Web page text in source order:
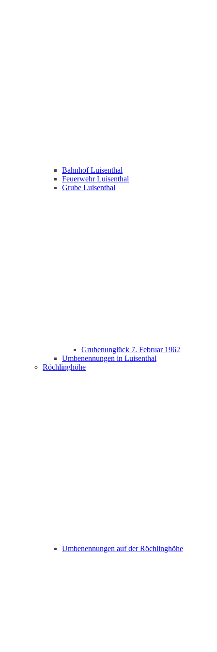
Bahnhof Luisenthal
Feuerwehr Luisenthal
Grube Luisenthal
Grubenunglück 7. Februar 1962
Umbenennungen in Luisenthal
Röchlinghöhe
Umbenennungen auf der Röchlinghöhe